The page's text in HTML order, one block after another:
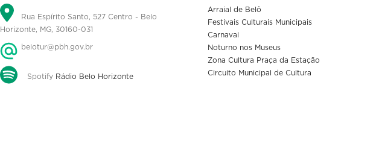
Rua Espírito Santo, 527 Centro - Belo
Horizonte, MG, 30160-031
belotur@pbh.gov.br
Spotify Rádio Belo Horizonte
Arraial de Belô
Festivais Culturais Municipais
Carnaval
Noturno nos Museus
Zona Cultura Praça da Estação
Circuito Municipal de Cultura